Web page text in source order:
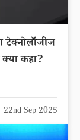
टेक्नोलॉजीज
कहा?
22nd Sep 2025